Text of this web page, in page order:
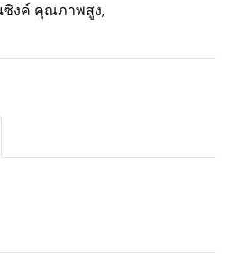
ซิงค์ คุณภาพสูง,